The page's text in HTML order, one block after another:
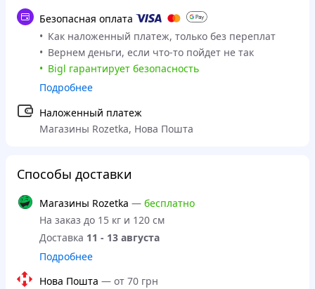
Безопасная оплата
Как наложенный платеж, только без переплат
Вернем деньги, если что-то пойдет не так
Bigl гарантирует безопасность
Подробнее
Наложенный платеж
Магазины Rozetka, Нова Пошта
Способы доставки
Магазины Rozetka — бесплатно
На заказ до 15 кг и 120 см
Доставка 11 - 13 августа
Подробнее
Нова Пошта — от 70 грн